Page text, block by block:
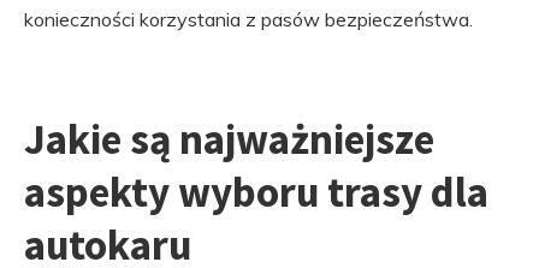
konieczności korzystania z pasów bezpieczeństwa.
Jakie są najważniejsze
aspekty wyboru trasy dla
autokaru